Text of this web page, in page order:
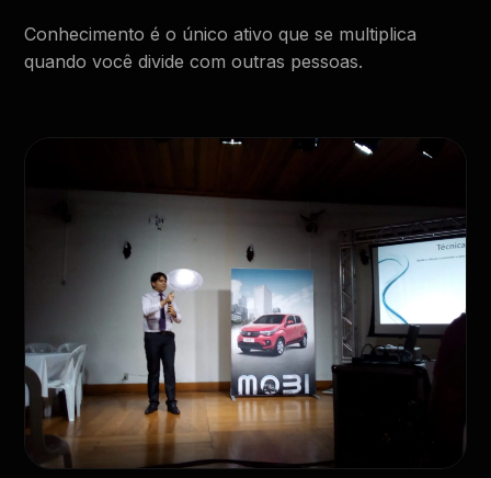
Conhecimento é o único ativo que se multiplica
quando você divide com outras pessoas.